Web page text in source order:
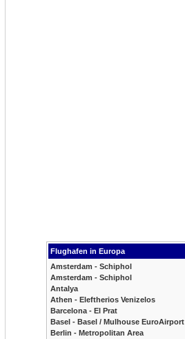
Flughafen in Europa
Amsterdam - Schiphol
Amsterdam - Schiphol
Antalya
Athen - Eleftherios Venizelos
Barcelona - El Prat
Basel - Basel / Mulhouse EuroAirport
Berlin - Metropolitan Area